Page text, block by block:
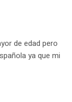
de edad pero
ya que mi